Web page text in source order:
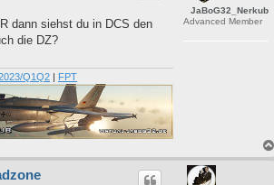
JaBoG32_Nerkub
Advanced Member
dann siehst du in DCS den
die DZ?
Q1Q2 | FPT